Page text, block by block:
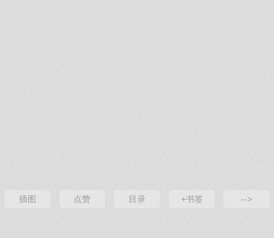
插图 点赞 目录 +书签 -->